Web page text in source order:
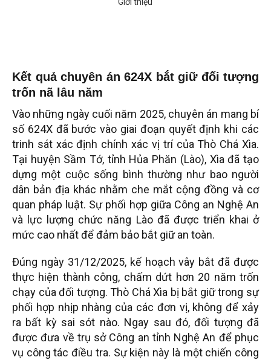
Kết quả chuyên án 624X bắt giữ đối tượng
trốn nã lâu năm
Vào những ngày cuối năm 2025, chuyên án mang bí
số 624X đã bước vào giai đoạn quyết định khi các
trinh sát xác định chính xác vị trí của Thò Chá Xìa.
Tại huyện Sầm Tớ, tỉnh Hủa Phăn (Lào), Xìa đã tạo
dựng một cuộc sống bình thường như bao người
dân bản địa khác nhằm che mắt cộng đồng và cơ
quan pháp luật. Sự phối hợp giữa Công an Nghệ An
và lực lượng chức năng Lào đã được triển khai ở
mức cao nhất để đảm bảo bắt giữ an toàn.
Đúng ngày 31/12/2025, kế hoạch vây bắt đã được
thực hiện thành công, chấm dứt hơn 20 năm trốn
chạy của đối tượng. Thò Chá Xìa bị bắt giữ trong sự
phối hợp nhịp nhàng của các đơn vị, không để xảy
ra bất kỳ sai sót nào. Ngay sau đó, đối tượng đã
được đưa về trụ sở Công an tỉnh Nghệ An để phục
vụ công tác điều tra. Sự kiện này là một chiến công